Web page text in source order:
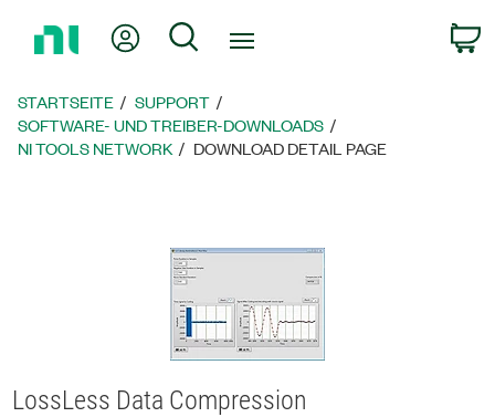
zur
Mein KontoSuche
STARTSEITE
SUPPORT
SOFTWARE- UND TREIBER-DOWNLOADS
NI TOOLS NETWORK
DOWNLOAD DETAIL PAGE
LossLess Data Compression